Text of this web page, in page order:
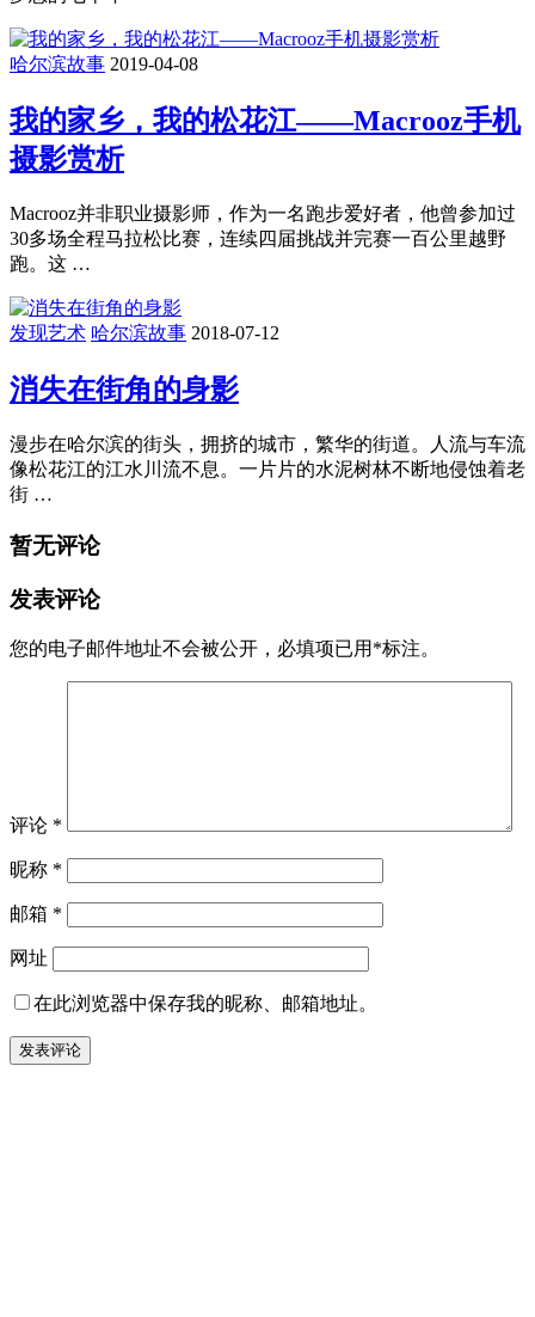
哈尔滨故事 2019-04-08
我的家乡，我的松花江——Macrooz手机
摄影赏析
Macrooz并非职业摄影师，作为一名跑步爱好者，他曾参加过
30多场全程马拉松比赛，连续四届挑战并完赛一百公里越野
跑。这 …
发现艺术 哈尔滨故事 2018-07-12
消失在街角的身影
漫步在哈尔滨的街头，拥挤的城市，繁华的街道。人流与车流
像松花江的江水川流不息。一片片的水泥树林不断地侵蚀着老
街 …
暂无评论
发表评论
您的电子邮件地址不会被公开， 必填项已用 *标注。
评论 *
昵称 *
邮箱 *
网址
在此浏览器中保存我的昵称、邮箱地址。